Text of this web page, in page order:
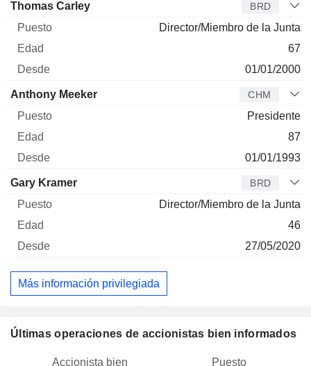
Administrador Puesto
Thomas Carley BRD
Director/Miembro de la Junta
67
01/01/2000
Anthony Meeker CHM
Presidente
87
01/01/1993
Gary Kramer BRD
Director/Miembro de la Junta
46
27/05/2020
Más información privilegiada
Últimas operaciones de accionistas bien informados
Accionista bien
Puesto